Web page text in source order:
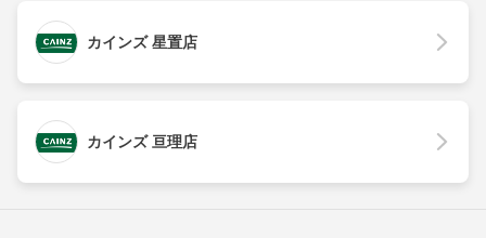
カインズ 星置店
カインズ 亘理店